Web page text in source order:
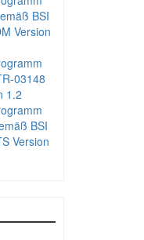
BSI
Version
03148
1.2
BSI
Version